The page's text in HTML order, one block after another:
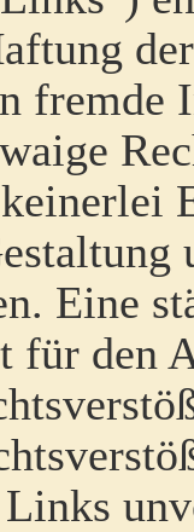
fremde
Eine
für den